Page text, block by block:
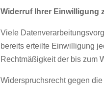
Widerruf Ihrer Einwilligung
Viele
bereits erteilte Einwilligung
Rechtmäßigkeit der bis zum
Widerspruchsrecht gegen